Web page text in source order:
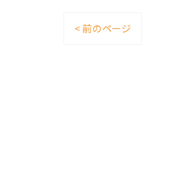
< 前のページ